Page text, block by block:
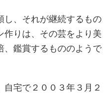
し、それが継続するもの
作りは、その芸をより美
、鑑賞するもののようで
自宅で２００３年３月２